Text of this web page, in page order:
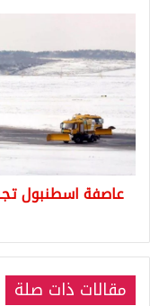
العام
تجبر
رئيس
الخطوط
الجوية
التركية
على
الاستقالة
عاصفة اسطنبول
مقالات ذات صلة